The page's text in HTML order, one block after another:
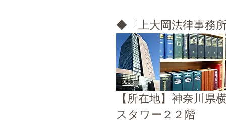
◆『上大岡法律事務
【所在地】神奈川
スタワー２２階